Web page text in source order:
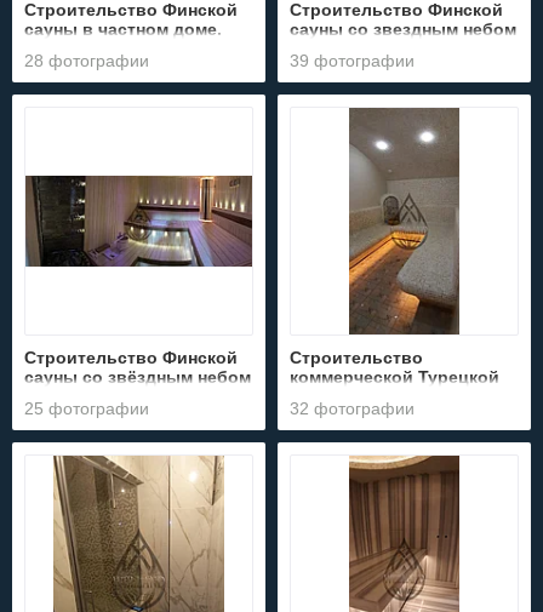
Строительство Финской
сауны в частном доме.
коттеджный городок
Эдельвейс.
28 фотографии
Строительство Финской
сауны со звездным небом
Алматы, микрорайон
Ерменсай.
39 фотографии
Строительство Финской
сауны со звёздным небом
Адрес: г. Капчагай, зона
отдыха "MARINE CLUB".
25 фотографии
Строительство
коммерческой Турецкой
Алматинская область,
пос. Бескайнар,
гостиничный комплекс
"SKY FITNESS".
32 фотографии